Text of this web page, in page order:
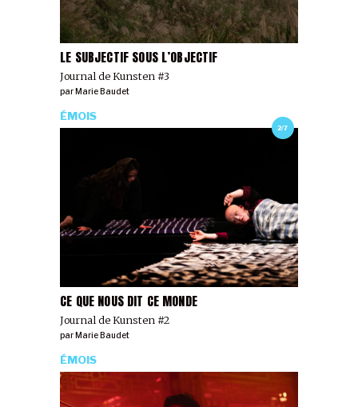
LE SUBJECTIF SOUS L’OBJECTIF
Journal de Kunsten #3
par Marie Baudet
2/7
CE QUE NOUS DIT CE MONDE
Journal de Kunsten #2
ÉMOIS
parMarie Baudet
ÉMOIS